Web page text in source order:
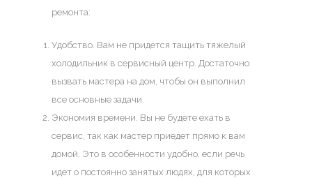
ремонта:
Удобство. Вам не придется тащить тяжелый
холодильник в сервисный центр. Достаточно
вызвать мастера на дом, чтобы он выполнил
все основные задачи.
Экономия времени. Вы не будете ехать в
сервис, так как мастер приедет прямо к вам
домой. Это в особенности удобно, если речь
идет о постоянно занятых людях, для которых